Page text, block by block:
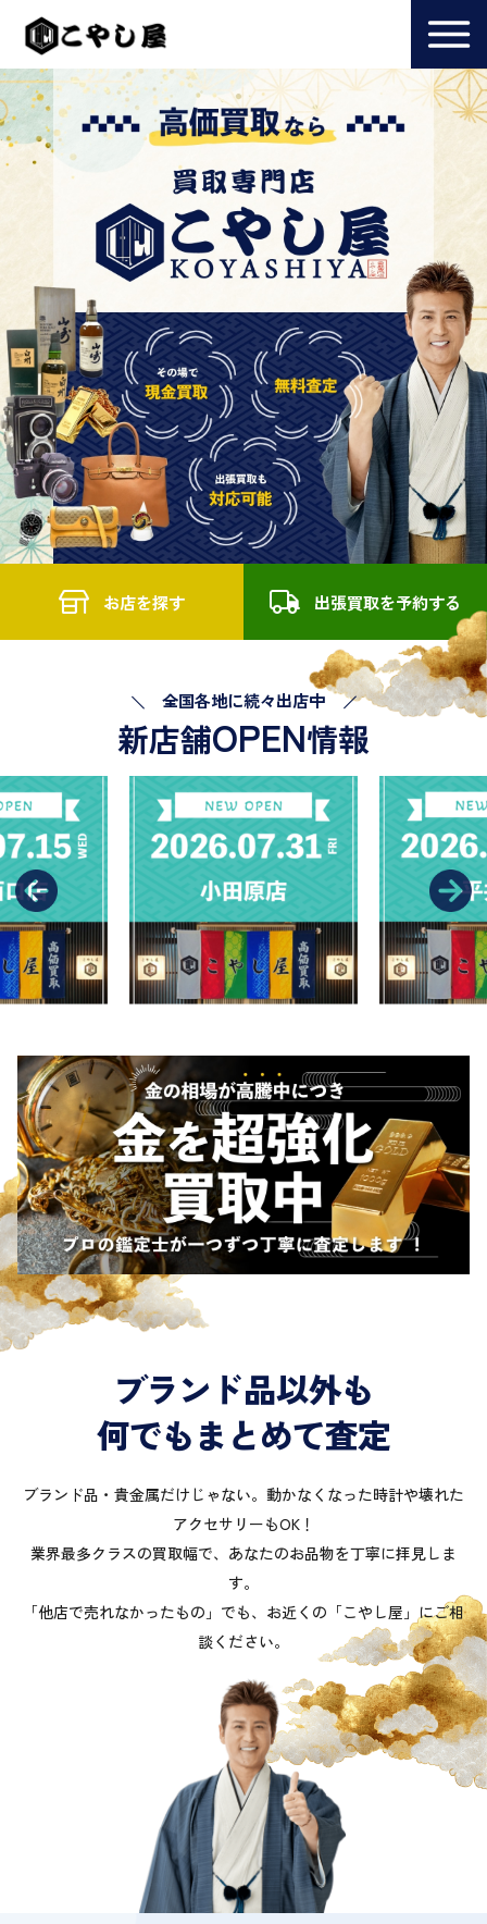
お店を探す 出張買取を予約する
全国各地に続々出店中
新店舗OPEN情報
ブランド品以外も
何でもまとめて査定
ブランド品・貴金属だけじゃない。動かなくなった時計や壊れた
アクセサリーもOK！
業界最多クラスの買取幅で、あなたのお品物を丁寧に拝見しま
す。
「他店で売れなかったもの」でも、お近くの「こやし屋」にご相
談ください。